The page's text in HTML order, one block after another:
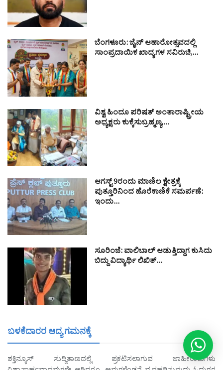
ಬೆಂಗಳೂರು: ಜೈನ್ ಆಹಾರೋತ್ಸವದಲ್ಲಿ
ಸಾಂಪ್ರದಾಯಿಕ ಖಾದ್ಯಗಳ ಸವಿರುಚಿ,…
ವಿಶ್ವ ಹಿಂದೂ ಪರಿಷತ್ ಅಂತಾರಾಷ್ಟ್ರೀಯ
ಅಧ್ಯಕ್ಷರು ಕುಕ್ಕೆಸುಬ್ರಹ್ಮಣ್ಯ,…
ಆಗಸ್ಟ್ 9ರಂದು ಮಾಣಿಲ ಕ್ಷೇತ್ರಕ್ಕೆ
ಪುತ್ತೂರಿನಿಂದ ಹೊರೆಕಾಣಿಕೆ ಸಮರ್ಪಣೆ:
ಇಂದು…
ಸೂರಿಂಜೆ: ವಾಲಿಬಾಲ್ ಆಡುತ್ತಿದ್ದಾಗ ಕುಸಿದು
ಬಿದ್ದು ವಿದ್ಯಾರ್ಥಿ ಲಿಖಿತ್…
ಬಳಕೆದಾರರ ಆದ್ಯ ಗಮನಕ್ಕೆ
ಶಕ್ತಿನ್ಯೂಸ್ ಸುದ್ದಿತಾಣದಲ್ಲಿ ಪ್ರಕಟಿಸಲಾಗುವ ಜಾಹೀರಾತುಗಳು